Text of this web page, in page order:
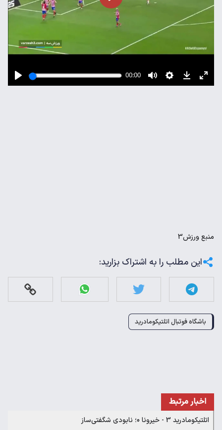
منبعورزش3
این مطلب را به اشتراک بزارید:
باشگاه فوتبال اتلتیکومادرید
اخبار مرتبط
اتلتیکومادرید 3 - خیرونا 0؛ نابودی شگفتی‌ساز